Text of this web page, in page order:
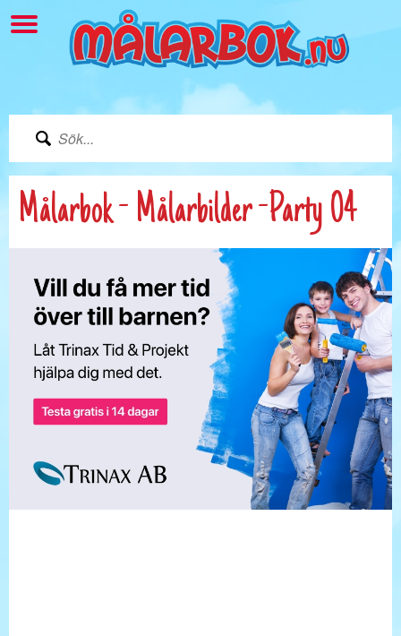
Målarbok - Målarbilder -Party 04